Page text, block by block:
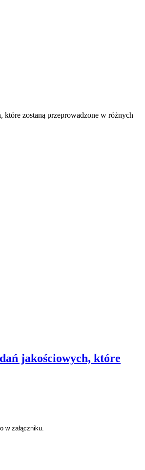
zostaną przeprowadzone w różnych
jakościowych, które
w załączniku